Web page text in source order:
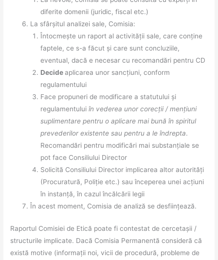
diferite domenii (juridic, fiscal etc.)
La sfârșitul analizei sale, Comisia:
Întocmește un raport al activității sale, care conține
faptele, ce s-a făcut și care sunt concluziile,
eventual, dacă e necesar cu recomandări pentru CD
Decideaplicarea unor sancțiuni, conform
regulamentului
Face propuneri de modificare a statutului și
regulamentului în vederea unor corecții / mențiuni
suplimentare pentru o aplicare mai bună în spiritul
prevederilor existente sau pentru a le îndrepta.
Recomandări pentru modificări mai substanțiale se
pot face Consiliului Director
Solicită Consiliului Director implicarea altor autorități
(Procuratură, Poliție etc.) sau începerea unei acțiuni
în instanță, în cazul încălcării legii
În acest moment, Comisia de analiză se desființează.
Raportul Comisiei de Etică poate fi contestat de cercetașii /
structurile implicate. Dacă Comisia Permanentă consideră că
există motive (informații noi, vicii de procedură, probleme de